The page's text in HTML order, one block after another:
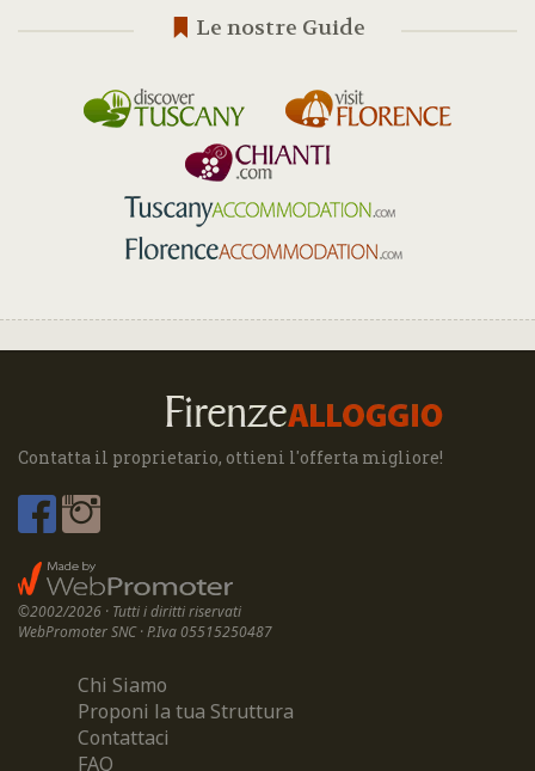
Le nostre Guide
Contatta il proprietario, ottieni l'offerta migliore!
©2002/2026 · Tutti i diritti riservati
WebPromoter SNC · P.Iva 05515250487
Chi Siamo
Proponi la tua Struttura
Contattaci
FAQ